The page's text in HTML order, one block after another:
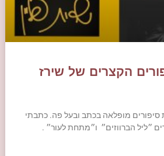
הקצרים של שירז
סיפורים מופלאה בכתב ובעל פה. כתבתי
״ליל הברווזים״ ו״מתחת לעור״ .